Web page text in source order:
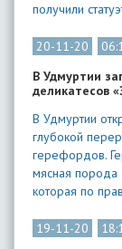
получили
20-11-20
В Удмуртии
деликатесов
В Удмуртии
глубокой
герефордов.
мясная порода
которая по
19-11-20